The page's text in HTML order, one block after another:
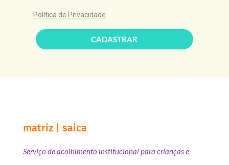
Política de Privacidade.
CADASTRAR
matriz | saica
Serviço de acolhimento institucional para crianças e